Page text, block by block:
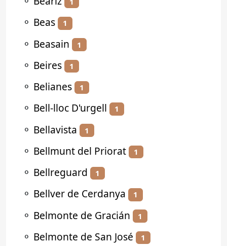
⚬ Beas 1
⚬ Beasain 1
⚬ Beires 1
⚬ Belianes 1
⚬ Bell-lloc D'urgell 1
⚬ Bellavista 1
⚬ Bellmunt del Priorat 1
⚬ Bellreguard 1
⚬ Bellver de Cerdanya 1
⚬ Belmonte de Gracián 1
⚬ Belmonte de San José 1